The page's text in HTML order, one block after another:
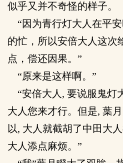
似乎又并不奇怪的样子。
“因为青行灯大人在平
的忙，所以安倍大人这次
点，偿还因果。”
“原来是这样啊。”
“安倍大人, 要说服鬼灯
大人您来才行。但是, 葉
以, 大人就截胡了中田大
大人添点麻烦。”